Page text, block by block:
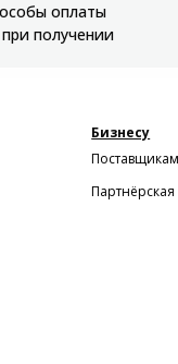
оплаты
получении
Бизнесу
Поставщикам